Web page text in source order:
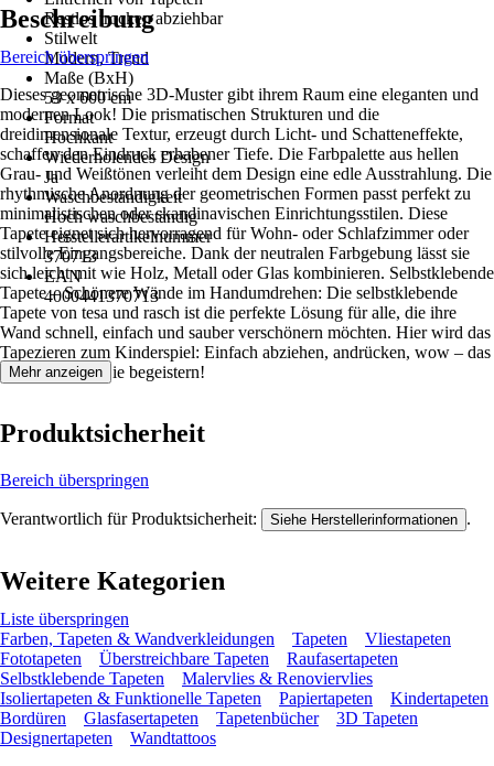
Restlos trocken abziehbar
Stilwelt
Modern, Trend
Maße (BxH)
53 x 600 cm
Format
Hochkant
Wiederholendes Design
Ja
Waschbeständigkeit
Hoch waschbeständig
Herstellerartikelnummer
370713
EAN
4000441370713
Beschreibung
Bereich überspringen
Dieses geometrische 3D-Muster gibt ihrem Raum eine eleganten und
modernen Look! Die prismatischen Strukturen und die
dreidimensionale Textur, erzeugt durch Licht- und Schatteneffekte,
schaffen den Eindruck erhabener Tiefe. Die Farbpalette aus hellen
Grau- und Weißtönen verleiht dem Design eine edle Ausstrahlung. Die
rhythmische Anordnung der geometrischen Formen passt perfekt zu
minimalistischen oder skandinavischen Einrichtungsstilen. Diese
Tapete eignet sich hervorragend für Wohn- oder Schlafzimmer oder
stilvolle Eingangsbereiche. Dank der neutralen Farbgebung lässt sie
sich leicht mit wie Holz, Metall oder Glas kombinieren. Selbstklebende
Tapete – Schönere Wände im Handumdrehen: Die selbstklebende
Tapete von tesa und rasch ist die perfekte Lösung für alle, die ihre
Wand schnell, einfach und sauber verschönern möchten. Hier wird das
Tapezieren zum Kinderspiel: Einfach abziehen, andrücken, wow – das
Ergebnis wird Sie begeistern!
Mehr anzeigen
Produktsicherheit
Bereich überspringen
Verantwortlich für Produktsicherheit: Siehe Herstellerinformationen .
Weitere Kategorien
Liste überspringen
Farben, Tapeten & Wandverkleidungen
Tapeten
Vliestapeten
Fototapeten
Überstreichbare Tapeten
Raufasertapeten
Selbstklebende Tapeten
Malervlies & Renoviervlies
Isoliertapeten & Funktionelle Tapeten
Papiertapeten
Kindertapeten
Bordüren
Glasfasertapeten Tapetenbücher
3D Tapeten
Designertapeten
Wandtattoos